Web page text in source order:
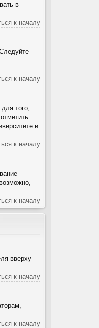
в
к началу
к началу
того,
и
к началу
к началу
вверху
к началу
к началу